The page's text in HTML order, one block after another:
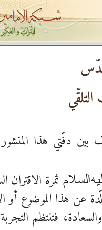
دفّتي هذا
ثمرة
عن هذا الموضوع أو
والسعادة، فتنتظم